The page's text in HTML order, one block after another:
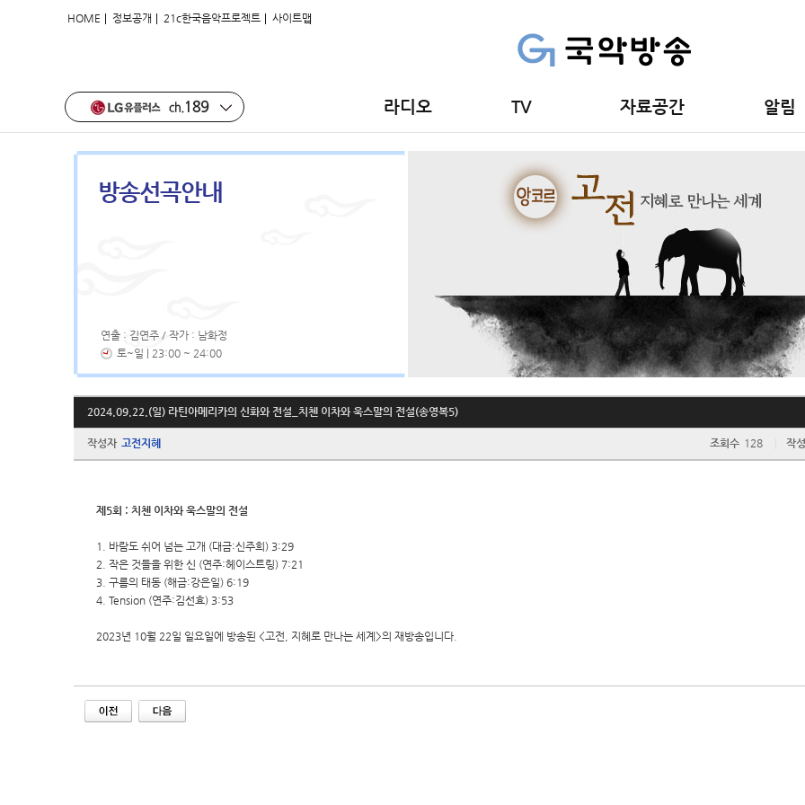
HOME | 정보공개 | 21c한국음악프로젝트 | 사이트맵
라디오 TV 자료공간 알림
방송선곡안내
연출 : 김연주 / 작가 : 남화정
토~일 | 23:00 ~ 24:00
2024.09.22.(일) 라틴아메리카의 신화와 전설_치첸 이차와 욱스말의 전설(송영복5)
작성자 고전지혜 조회수 128 작
제5회 : 치첸 이차와 욱스말의 전설
1. 바람도 쉬어 넘는 고개 (대금:신주희) 3:29
2. 작은 것들을 위한 신 (연주:헤이스트링) 7:21
3. 구름의 태동 (해금:강은일) 6:19
4. Tension (연주:김선효) 3:53
2023년 10월 22일 일요일에 방송된 <고전, 지혜로 만나는 세계>의 재방송입니다.